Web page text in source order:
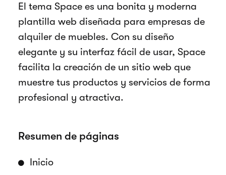
El tema Space es una bonita y moderna
plantilla web diseñada para empresas de
alquiler de muebles. Con su diseño
elegante y su interfaz fácil de usar, Space
facilita la creación de un sitio web que
muestre tus productos y servicios de forma
profesional y atractiva.
Resumen de páginas
Inicio